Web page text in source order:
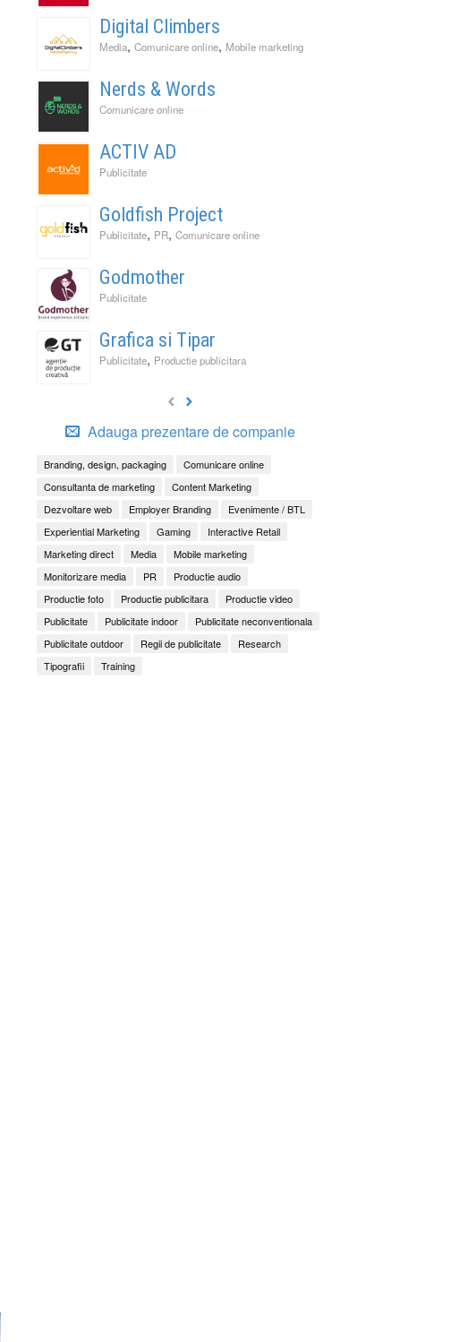
Digital Climbers
Media, Comunicare online, Mobile marketing
Nerds & Words
Comunicare online
ACTIV AD
Publicitate
Goldfish Project
Publicitate, PR, Comunicare online
Godmother
Publicitate
Grafica si Tipar
Publicitate, Productie publicitara
Adauga prezentare de companie
Branding, design, packaging
Comunicare online
Consultanta de marketing
Content Marketing
Dezvoltare web
Employer Branding
Evenimente / BTL
Experiential Marketing
Gaming
Interactive Retail
Marketing direct
Media
Mobile marketing
Monitorizare media
PR
Productie audio
Productie foto
Productie publicitara
Productie video
Publicitate
Publicitate indoor
Publicitate neconventionala
Publicitate outdoor
Regii de publicitate
Research
Tipografii
Training